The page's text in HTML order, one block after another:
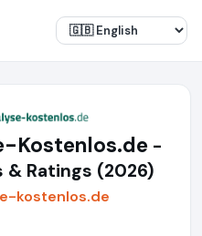
Kostenlos.de -
& Ratings (2026)
kostenlos.de